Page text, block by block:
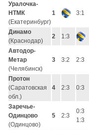
Уралочка-
НТМК
(Екатеринбург)
1 3:1
Динамо
(Краснодар)
2 1:3
Автодор-
Метар
(Челябинск)
3 3:2 2:3
Протон
(Саратовская
обл.)
4 2:3 0:3
Заречье-
Одинцово
(Одинцово)
5 2:3
0:3
1:3